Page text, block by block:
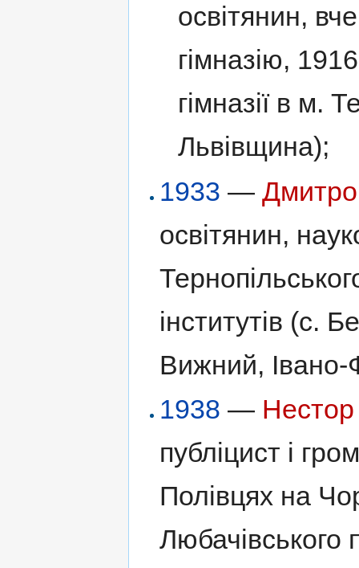
освітянин,
гімназію,
гімназії в м.
Львівщина);
1933 —Дмитро
освітянин,
інститутів (с.
Вижний,
1938 —
публіцист і
Полівцях на
Любачівського